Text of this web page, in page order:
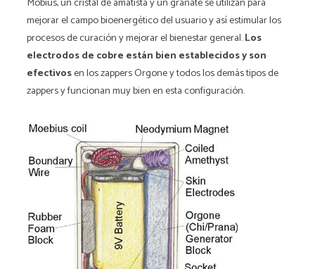
mejorar el campo bioenergético del usuario y así estimular los
procesos de curación y mejorar el bienestar general.Los
electrodos de cobre están bien establecidos y son
efectivosen los zappers Orgone y todos los demás tipos de
zappers y funcionan muy bien en esta configuración.